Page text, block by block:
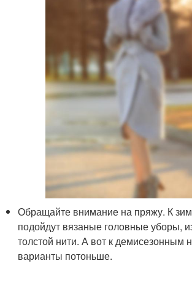
Обращайте внимание на пряжу. К
подойдут вязаные головные уборы,
толстой нити. А вот к демисезонным
варианты потоньше.